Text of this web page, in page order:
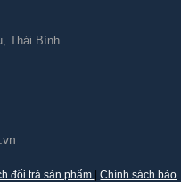
Thái Bình
đổi trả sản phẩm
Chính sách bảo